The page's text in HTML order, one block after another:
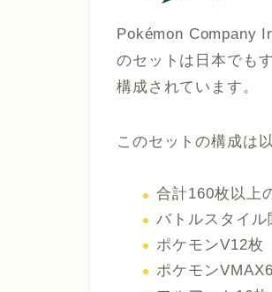
Pokémon Company
のセットは日本でも
構成されています。
このセットの構成は
合計160枚以上
バトルスタイル
ポケモンV12枚
ポケモン